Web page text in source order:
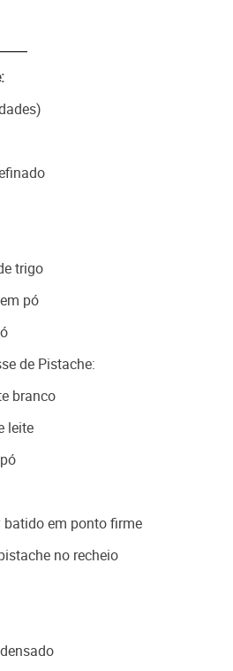
trigo
pó
de Pistache:
branco
leite
em ponto firme
no recheio